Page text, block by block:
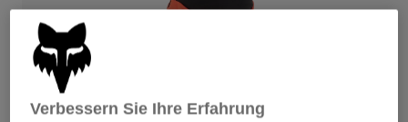
Hosen
Hosen
Handschuhe
Jacken
Hemden
Alle anzeigen
Guards
Brillen
Socken
Alle anzeigen
Verbessern Sie Ihre Erfahrung